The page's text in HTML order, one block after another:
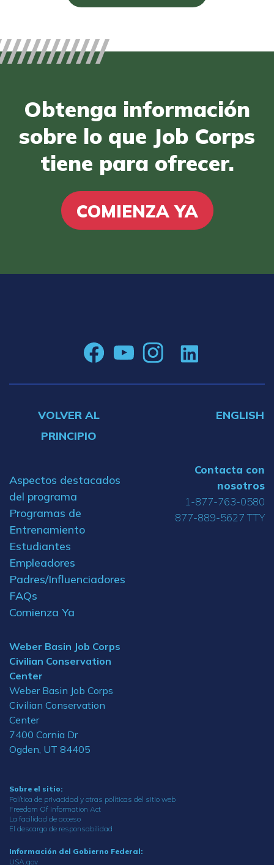
Obtenga información
sobre lo que Job Corps
tiene para ofrecer.
COMIENZA YA
VOLVER AL
PRINCIPIO
ENGLISH
Aspectos destacados
del programa
Programas de
Entrenamiento
Estudiantes
Empleadores
Padres/Influenciadores
FAQs
Comienza Ya
Weber Basin Job Corps
Civilian Conservation
Center
Weber Basin Job Corps
Civilian Conservation
Center
7400 Cornia Dr
Ogden, UT 84405
Contacta con
nosotros
1-877-763-0580
877-889-5627 TTY
Sobre el sitio:
Política de privacidad y otras políticas del sitio web
Freedom Of Information Act
La facilidad de acceso
El descargo de responsabilidad
Información del Gobierno Federal:
USA.gov